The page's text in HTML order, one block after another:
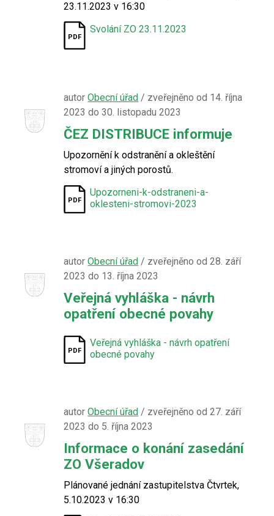
23.11.2023 v 16:30
Svolání ZO 23.11.2023
autorObecní úřad / zveřejněno od 14. října
2023 do 30. listopadu 2023
ČEZ DISTRIBUCE informuje
Upozornění k odstranění a okleštění
stromoví a jiných porostů.
Upozorneni-k-odstraneni-a-
oklesteni-stromovi-2023
autorObecní úřad / zveřejněno od 28. září
2023 do 13. října 2023
Veřejná vyhláška - návrh
opatření obecné povahy
Veřejná vyhláška - návrh opatření
obecné povahy
autorObecní úřad / zveřejněno od 27. září
2023 do 5. října 2023
Informace o konání zasedání
ZO Všeradov
Plánované jednání zastupitelstva Čtvrtek,
5.10.2023 v 16:30